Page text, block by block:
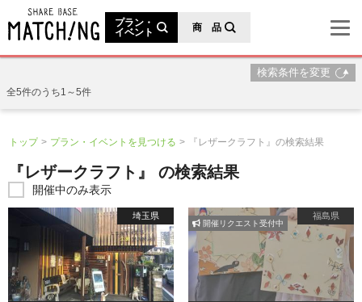
プラン・
イベント
商 品
検索条件を変更
全5件のうち1～5件
トップ プラン・イベントを見つける 『レザークラフト』の検索結果
『レザークラフト』 の検索結果
開催中のみ表示
埼玉県 福島県
開催リクエスト受付中